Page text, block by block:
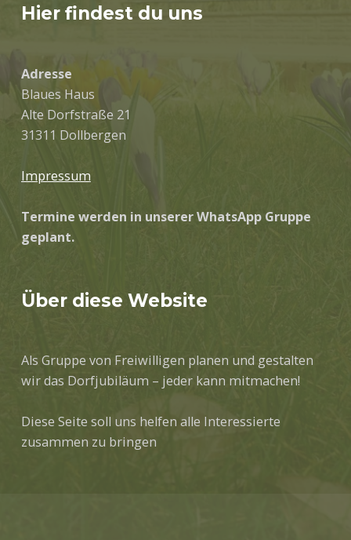
Hier findest du uns
Adresse
Blaues Haus
Alte Dorfstraße 21
31311 Dollbergen
Impressum
Termine werden in unserer WhatsApp Gruppe
geplant.
Über diese Website
Als Gruppe von Freiwilligen planen und gestalten
wir das Dorfjubiläum – jeder kann mitmachen!
Diese Seite soll uns helfen alle Interessierte
zusammen zu bringen